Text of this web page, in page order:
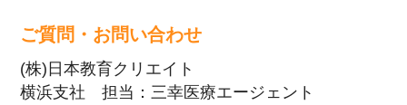
ご質問・お問い合わせ
(株)日本教育クリエイト
横浜支社 担当：三幸医療エージェント